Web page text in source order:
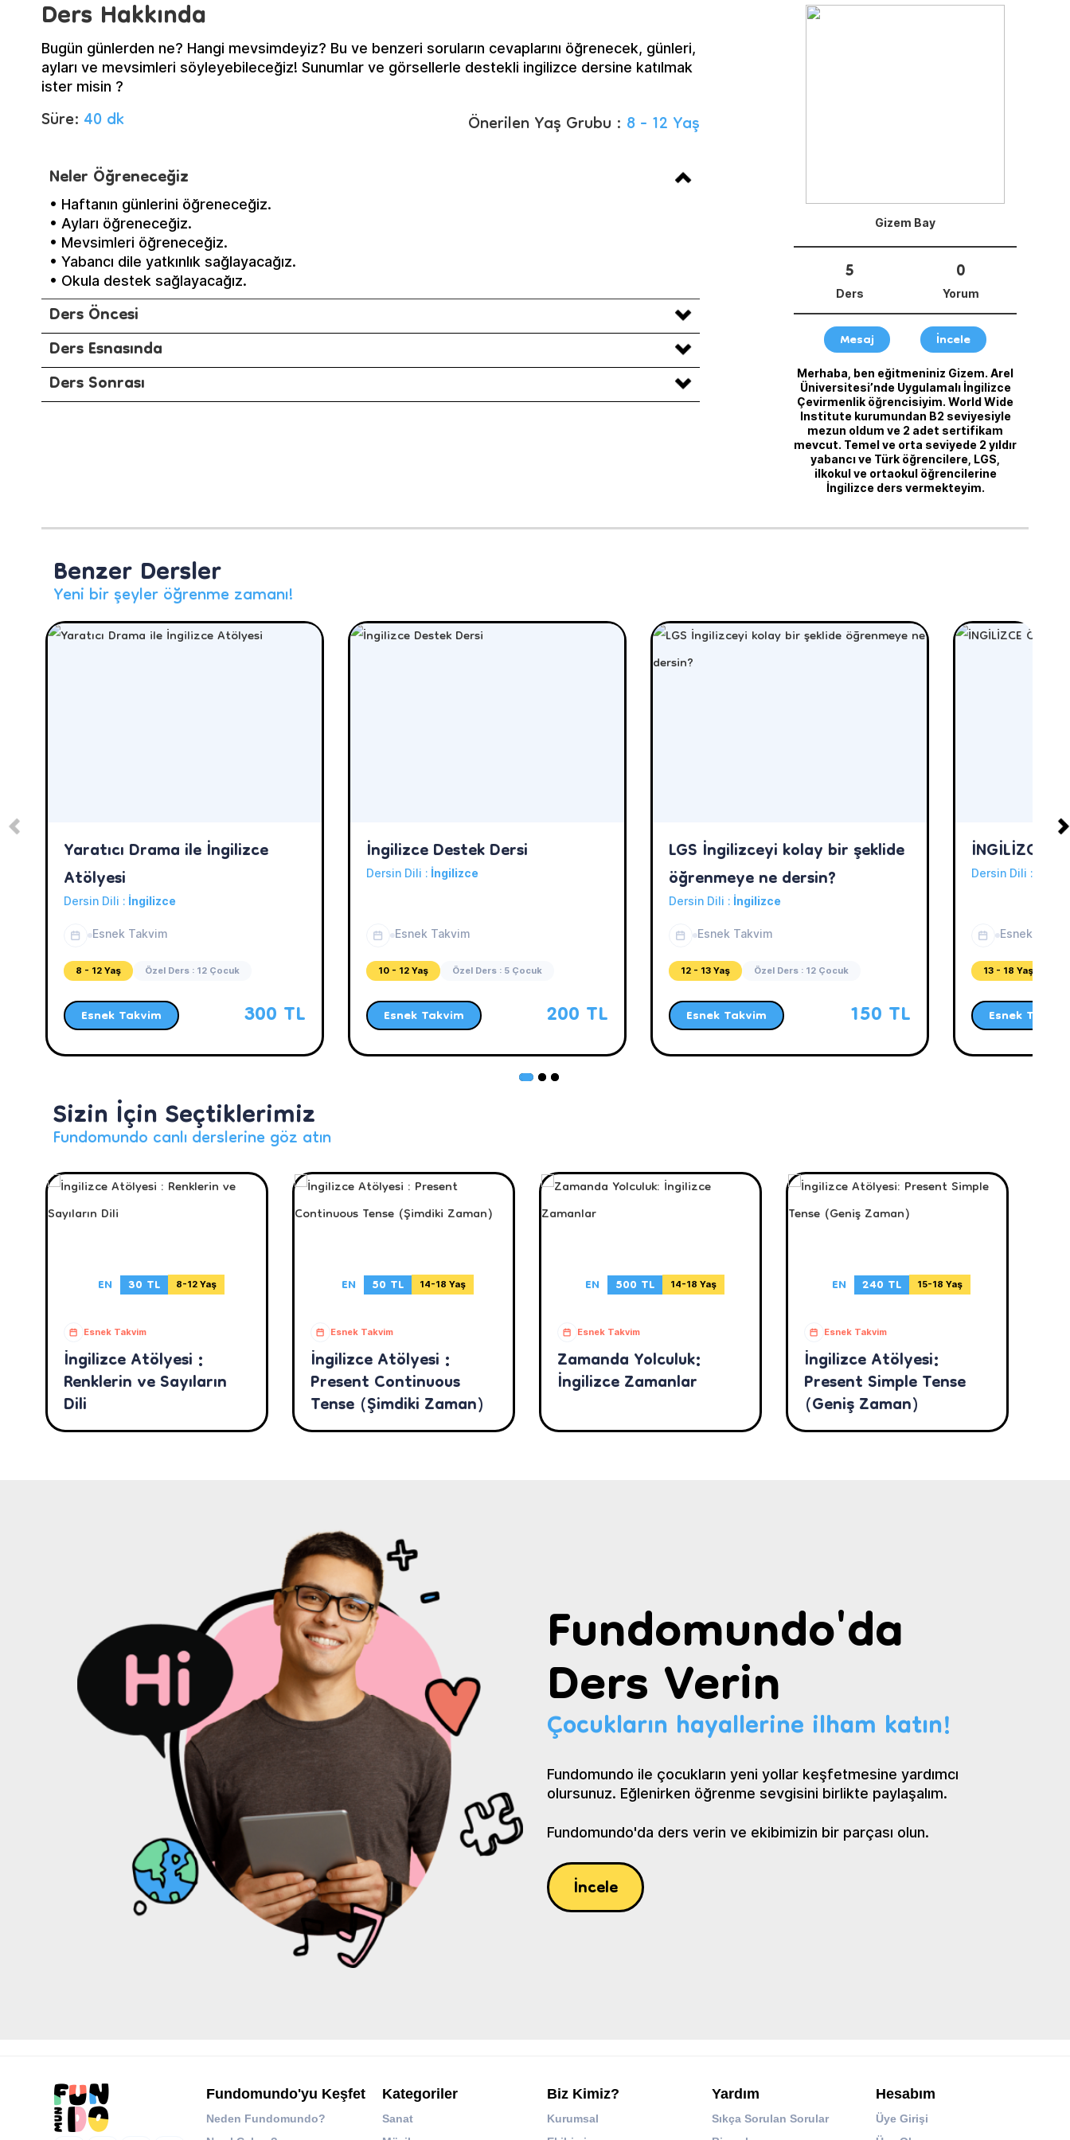
Ders Hakkında
Bugün günlerden ne? Hangi mevsimdeyiz? Bu ve benzeri soruların cevaplarını öğrenecek, günleri,
ayları ve mevsimleri söyleyebileceğiz! Sunumlar ve görsellerle destekli ingilizce dersine katılmak
ister misin ?
Süre:40 dk Önerilen Yaş Grubu :8 - 12 Yaş
Neler Öğreneceğiz
• Haftanın günlerini öğreneceğiz.
• Ayları öğreneceğiz.
• Mevsimleri öğreneceğiz.
• Yabancı dile yatkınlık sağlayacağız.
• Okula destek sağlayacağız.
Ders Öncesi
Ders Esnasında
Ders Sonrası
Gizem Bay
5
Ders
0
Yorum
Mesaj İncele
Merhaba, ben eğitmeniniz Gizem. Arel
Üniversitesi’nde Uygulamalı İngilizce
Çevirmenlik öğrencisiyim. World Wide
Institute kurumundan B2 seviyesiyle
mezun oldum ve 2 adet sertifikam
mevcut. Temel ve orta seviyede 2 yıldır
yabancı ve Türk öğrencilere, LGS,
ilkokul ve ortaokul öğrencilerine
İngilizce ders vermekteyim.
Benzer Dersler
Yeni bir şeyler öğrenme zamanı!
Yaratıcı Drama ile İngilizce
Atölyesi
Dersin Dili : İngilizce
Esnek Takvim
8 - 12 Yaş Özel Ders : 12 Çocuk
Esnek Takvim 300 TL
İngilizce Destek Dersi
Dersin Dili : İngilizce
Esnek Takvim
10 - 12 Yaş Özel Ders : 5 Çocuk
Esnek Takvim 200 TL
LGS İngilizceyi kolay bir şeklide
öğrenmeye ne dersin?
Dersin Dili : İngilizce
Esnek Takvim
12 - 13 Yaş Özel Ders : 12 Çocuk
Esnek Takvim 150 TL
İNGİLİZCE
Dersin Dili :
Esnek
13 - 18 Yaş
Esnek Takvim
Sizin İçin Seçtiklerimiz
Fundomundo canlı derslerine göz atın
EN 30 TL 8-12 Yaş
Esnek Takvim
İngilizce Atölyesi :
Renklerin ve Sayıların
Dili
EN 50 TL 14-18 Yaş
Esnek Takvim
İngilizce Atölyesi :
Present Continuous
Tense (Şimdiki Zaman)
EN 500 TL 14-18 Yaş
Esnek Takvim
Zamanda Yolculuk:
İngilizce Zamanlar
EN 240 TL 15-18 Yaş
Esnek Takvim
İngilizce Atölyesi:
Present Simple Tense
(Geniş Zaman)
Fundomundo'da
Ders Verin
Çocukların hayallerine ilham katın!
Fundomundo ile çocukların yeni yollar keşfetmesine yardımcı
olursunuz. Eğlenirken öğrenme sevgisini birlikte paylaşalım.
Fundomundo'da ders verin ve ekibimizin bir parçası olun.
İncele
Fundomundo'yu Keşfet
Neden Fundomundo?
Kategoriler
Sanat
Biz Kimiz?
Kurumsal
Yardım
Sıkça Sorulan Sorular
Hesabım
Üye Girişi